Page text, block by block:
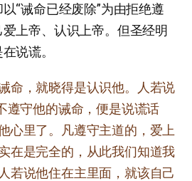
“诫命已经废除”为由拒绝遵
上帝、认识上帝。但圣经明
说谎。
命，就晓得是认识他。人若说
遵守他的诫命，便是说谎话
心里了。凡遵守主道的，爱上
在是完全的，从此我们知道我
若说他住在主里面，就该自己